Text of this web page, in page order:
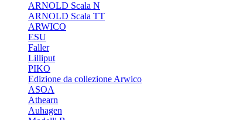
ARNOLD Scala N
ARNOLD Scala TT
ARWICO
ESU
Faller
Lilliput
PIKO
Edizione da collezione Arwico
ASOA
Athearn
Auhagen